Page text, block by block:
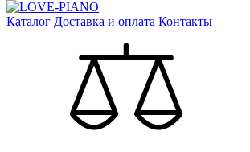
Каталог Доставка и оплата Контакты